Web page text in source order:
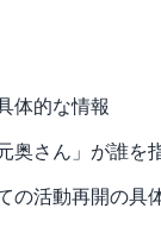
体的な情報
奥さん」が誰を
の活動再開の具